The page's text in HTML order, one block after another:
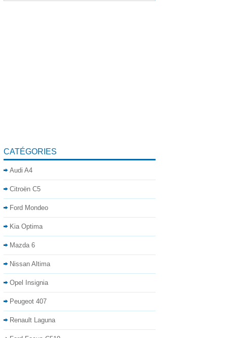
CATÉGORIES
Audi A4
Citroën C5
Ford Mondeo
Kia Optima
Mazda 6
Nissan Altima
Opel Insignia
Peugeot 407
Renault Laguna